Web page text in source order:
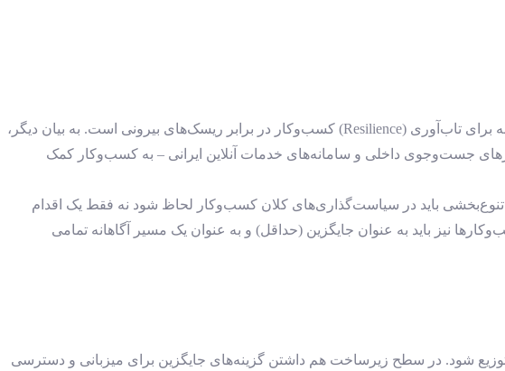
از منظر استراتژیک، حضور در پلتفرم‌های داخلی صرفاً یک واکنش اضطراری به قطع اینترنت نیست، بلکه اقدامی پیش‌گیرانه برای تاب‌آوری (Resilience) کسب‌وکار در برابر ریسک‌های بیرونی است. به بیان دیگر،
جست‌وجوی داخلی و سامانه‌های خدمات آنلاین ایرانی – به کسب‌وکار کمک
تنوع‌بخشی باید در سیاست‌گذاری‌های کلان کسب‌وکار لحاظ شود نه فقط یک اقدام
نیز باید به عنوان جایگزین (حداقل) و به عنوان یک مسیر آگاهانه تمامی
شود. در سطح زیرساخت هم داشتن گزینه‌های جایگزین برای میزبانی و دسترسی